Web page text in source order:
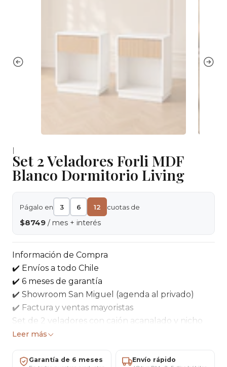
|
Set 2 Veladores Forli MDF
Blanco Dormitorio Living
Págalo en 3 6 12 cuotas de
$8749 / mes + interés
Información de Compra
✔️ Envíos a todo Chile
✔️ 6 meses de garantía
✔️ Showroom San Miguel (agenda al privado)
✔️ Factura y ventas mayoristas
Set de 2 veladores con cajón acanalado y nicho
abierto, ideales para mantener organizados libros,
Características
Leer más
Garantía de 6 meses Envío rápido